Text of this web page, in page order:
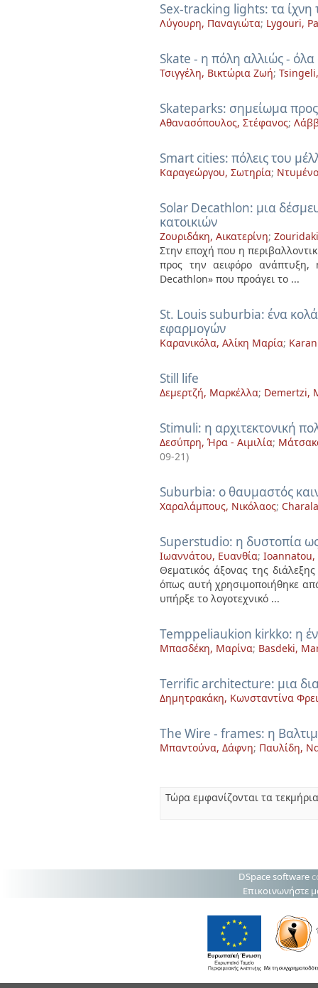
Sex-tracking lights: τα ίχνη
Λύγουρη, Παναγιώτα; Lygouri,
Skate - η πόλη αλλιώς - όλα
Τσιγγέλη, Βικτώρια Ζωή;
Skateparks: σημείωμα
Αθανασόπουλος, Στέφανος;
Smart cities: πόλεις του
Καραγεώργου, Σωτηρία;
Solar Decathlon: μια
κατοικιών
Ζουριδάκη, Αικατερίνη;
Στην εποχή που η
προς την αειφόρο ανάπτυξη,
Decathlon» που προάγει το ...
St. Louis suburbia: ένα
εφαρμογών
Καρανικόλα, Αλίκη Μαρία;
Still life
Δεμερτζή, Μαρκέλλα; Demertzi,
Stimuli: η αρχιτεκτονική
Δεσύπρη, Ήρα - Αιμιλία;
09-21)
Suburbia: ο θαυμαστός
Χαραλάμπους, Νικόλαος;
Superstudio: η δυστοπία ως
Ιωαννάτου, Ευανθία; Ioannatou,
Θεματικός άξονας της
όπως αυτή χρησιμοποιήθηκε
υπήρξε το λογοτεχνικό ...
Temppeliaukion kirkko: η
Μπασδέκη, Μαρίνα; Basdeki,
Terrific architecture: μια
Δημητρακάκη, Κωνσταντίνα
The Wire - frames: η
Μπαντούνα, Δάφνη; Παυλίδη,
Τώρα εμφανίζονται τα
DSpace software
Επικοινωνήστε